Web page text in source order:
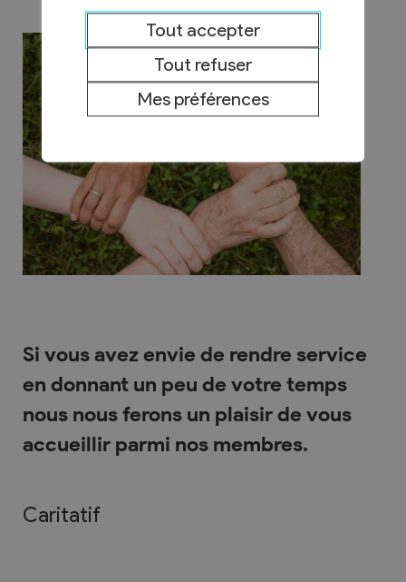
Si vous avez envie de rendre service
en donnant un peu de votre temps
nous nous ferons un plaisir de vous
accueillir parmi nos membres.
Caritatif
Tout accepter
Tout refuser
Mes préférences